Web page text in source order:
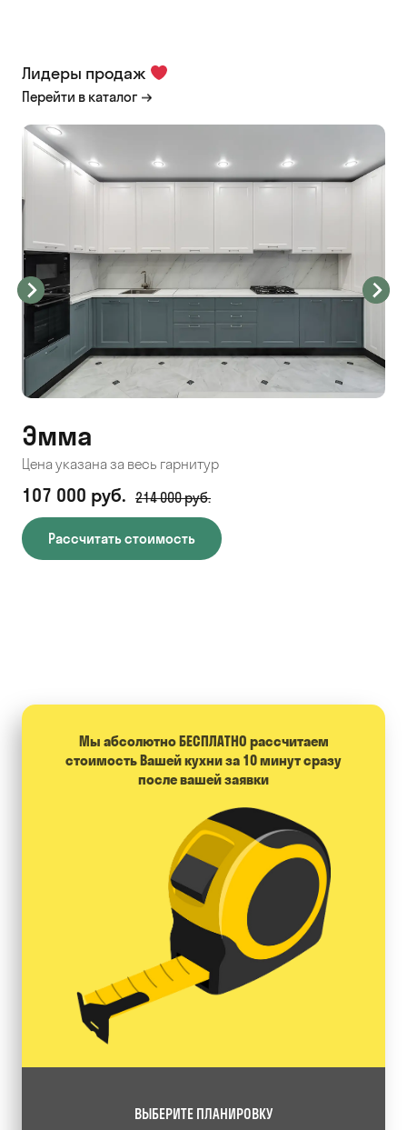
Лидеры продаж
Перейти в каталог
Эмма
Цена указана за весь гарнитур
107 000 руб. 214 000 руб.
Рассчитать стоимость
Мы абсолютно БЕСПЛАТНО расcчитаем
стоимость Вашей кухни за 10 минут сразу
после вашей заявки
ВЫБЕРИТЕ ПЛАНИРОВКУ